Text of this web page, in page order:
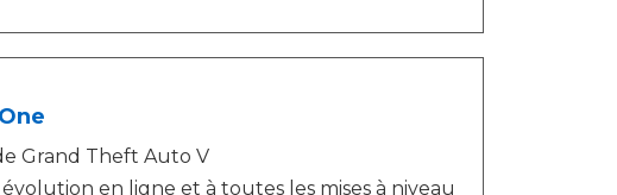
Grand Theft Auto V
en ligne et à toutes les mises à niveau